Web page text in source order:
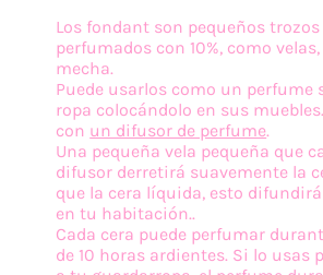
Los fondant son pequeños trozos
perfumados con 10%, como
mecha.
Puede usarlos como un perfume
ropa colocándolo en sus
con un difusor de perfume.
Una pequeña vela pequeña que
difusor derretirá suavemente la
que la cera líquida, esto
en tu habitación..
Cada cera puede perfumar
de 10 horas ardientes. Si lo usas